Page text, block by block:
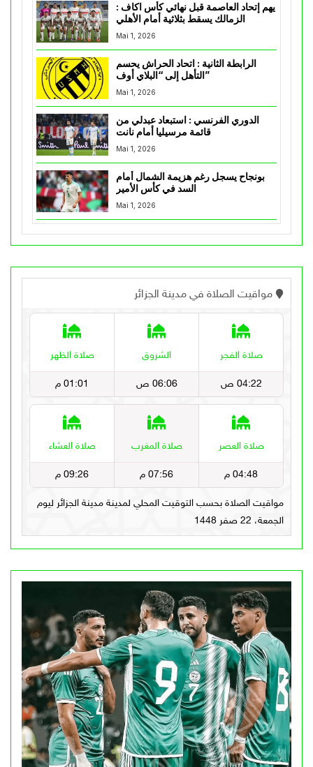
يهم إتحاد العاصمة قبل نهائي كأس اكاف :
Mai 1, 2026
الرابطة الثانية : اتحاد الحراش يحسم
التأهل إلى “البلاي أوف”
Mai 1, 2026
الدوري الفرنسي : استبعاد عبدلي من
قائمة مرسيليا أمام نانت
Mai 1, 2026
بونجاح يسجل رغم هزيمة الشمال أمام
السد في كأس الأمير
Mai 1, 2026